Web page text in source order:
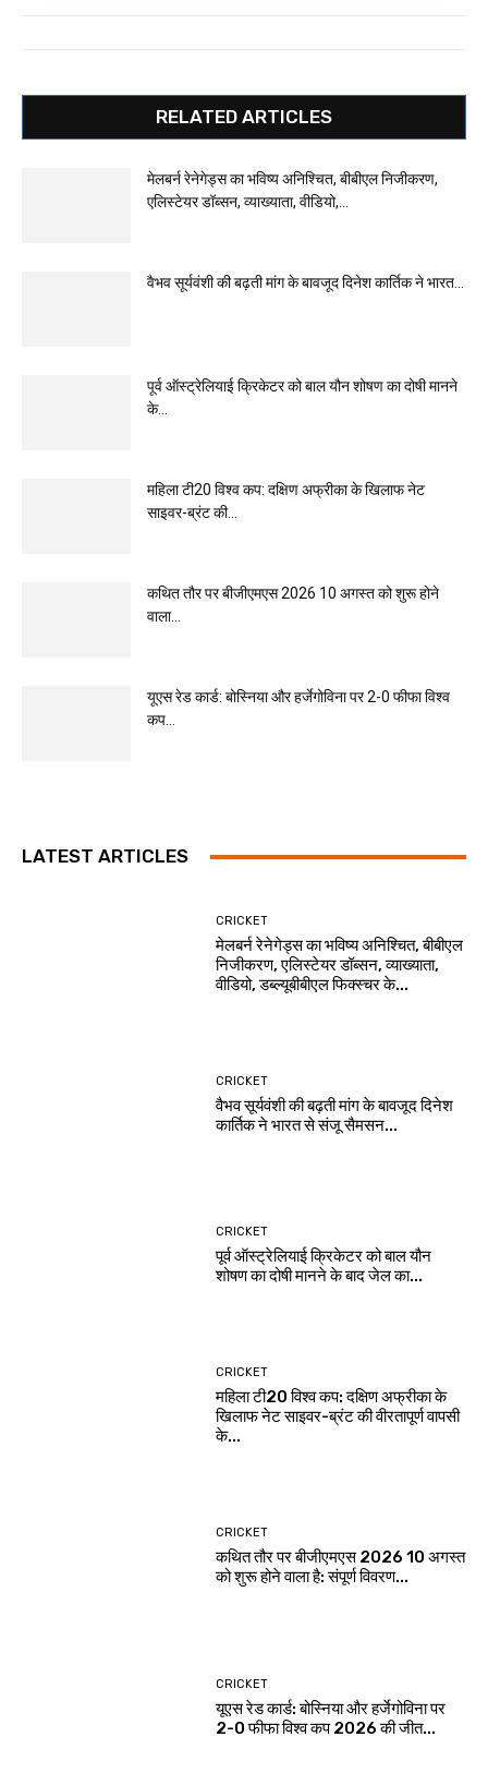
RELATED ARTICLES
मेलबर्न रेनेगेड्स का भविष्य अनिश्चित, बीबीएल निजीकरण,
एलिस्टेयर डॉब्सन, व्याख्याता, वीडियो,...
वैभव सूर्यवंशी की बढ़ती मांग के बावजूद दिनेश कार्तिक ने भारत...
पूर्व ऑस्ट्रेलियाई क्रिकेटर को बाल यौन शोषण का दोषी मानने
के...
महिला टी20 विश्व कप: दक्षिण अफ्रीका के खिलाफ नेट
साइवर-ब्रंट की...
कथित तौर पर बीजीएमएस 2026 10 अगस्त को शुरू होने
वाला...
यूएस रेड कार्ड: बोस्निया और हर्जेगोविना पर 2-0 फीफा विश्व
कप...
LATEST ARTICLES
CRICKET
मेलबर्न रेनेगेड्स का भविष्य अनिश्चित, बीबीएल
निजीकरण, एलिस्टेयर डॉब्सन, व्याख्याता,
वीडियो, डब्ल्यूबीबीएल फिक्स्चर के...
CRICKET
वैभव सूर्यवंशी की बढ़ती मांग के बावजूद दिनेश
कार्तिक ने भारत से संजू सैमसन...
CRICKET
पूर्व ऑस्ट्रेलियाई क्रिकेटर को बाल यौन
शोषण का दोषी मानने के बाद जेल का...
CRICKET
महिला टी20 विश्व कप: दक्षिण अफ्रीका के
खिलाफ नेट साइवर-ब्रंट की वीरतापूर्ण वापसी
के...
CRICKET
कथित तौर पर बीजीएमएस 2026 10 अगस्त
को शुरू होने वाला है: संपूर्ण विवरण...
CRICKET
यूएस रेड कार्ड: बोस्निया और हर्जेगोविना पर
2-0 फीफा विश्व कप 2026 की जीत...